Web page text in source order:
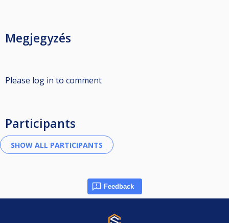
Megjegyzés
Please log in to comment
Participants
Feedback